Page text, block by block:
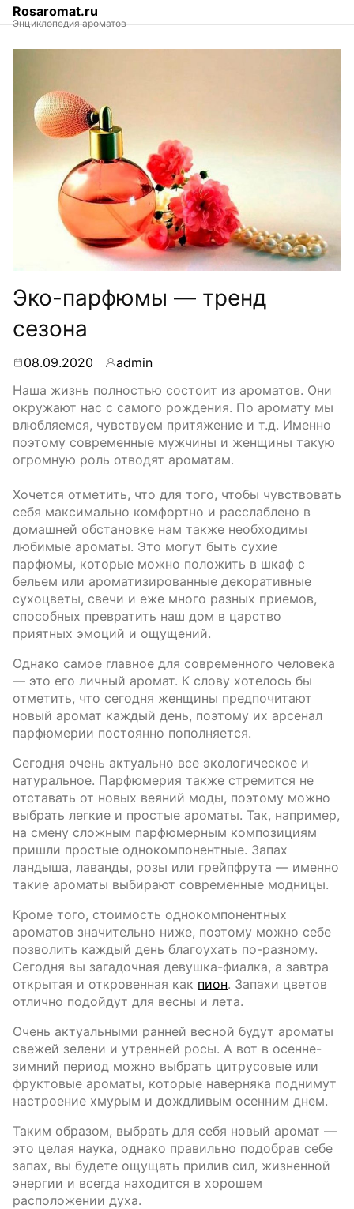
Skip
to
Rosaromat.ru
Энциклопедия ароматов
Эко-парфюмы — тренд
сезона
08.09.2020 Byadmin
Наша жизнь полностью состоит из ароматов. Они
окружают нас с самого рождения. По аромату мы
влюбляемся, чувствуем притяжение и т.д. Именно
поэтому современные мужчины и женщины такую
огромную роль отводят ароматам.
Хочется отметить, что для того, чтобы чувствовать
себя максимально комфортно и расслаблено в
домашней обстановке нам также необходимы
любимые ароматы. Это могут быть сухие
парфюмы, которые можно положить в шкаф с
бельем или ароматизированные декоративные
сухоцветы, свечи и еже много разных приемов,
способных превратить наш дом в царство
приятных эмоций и ощущений.
Однако самое главное для современного человека
— это его личный аромат. К слову хотелось бы
отметить, что сегодня женщины предпочитают
новый аромат каждый день, поэтому их арсенал
парфюмерии постоянно пополняется.
Сегодня очень актуально все экологическое и
натуральное. Парфюмерия также стремится не
отставать от новых веяний моды, поэтому можно
выбрать легкие и простые ароматы. Так, например,
на смену сложным парфюмерным композициям
пришли простые однокомпонентные. Запах
ландыша, лаванды, розы или грейпфрута — именно
такие ароматы выбирают современные модницы.
Кроме того, стоимость однокомпонентных
ароматов значительно ниже, поэтому можно себе
позволить каждый день благоухать по-разному.
Сегодня вы загадочная девушка-фиалка, а завтра
открытая и откровенная как пион. Запахи цветов
отлично подойдут для весны и лета.
Очень актуальными ранней весной будут ароматы
свежей зелени и утренней росы. А вот в осенне-
зимний период можно выбрать цитрусовые или
фруктовые ароматы, которые наверняка поднимут
настроение хмурым и дождливым осенним днем.
Таким образом, выбрать для себя новый аромат —
это целая наука, однако правильно подобрав себе
запах, вы будете ощущать прилив сил, жизненной
энергии и всегда находится в хорошем
расположении духа.